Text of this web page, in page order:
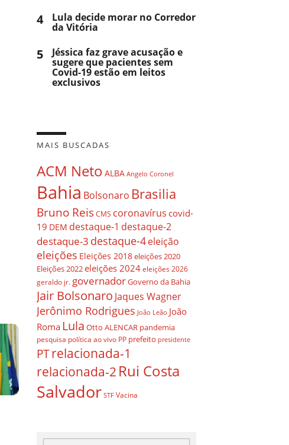
4 Lula decide morar no Corredor
da Vitória
5 Jéssica faz grave acusação e
sugere que pacientes sem
Covid-19 estão em leitos
exclusivos
MAIS BUSCADAS
ACM Neto ALBA Angelo Coronel
Bahia Bolsonaro Brasilia
Bruno ReisCMS coronavírus covid-
19 DEM destaque-1 destaque-2
destaque-3 destaque-4eleição
eleições Eleições 2018eleições 2020
Eleições 2022eleições 2024 eleições 2026
geraldo jr. governadorGoverno da Bahia
Jair Bolsonaro Jaques Wagner
Jerônimo Rodrigues João Leão João
Roma Lula Otto ALENCAR pandemia
pesquisa política ao vivo PP prefeito presidente
PTrelacionada-1
relacionada-2 Rui Costa
Salvador STF Vacina